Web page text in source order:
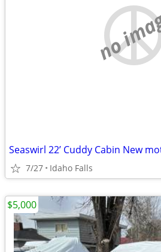
no
Seaswirl 22’ Cuddy Cabin New
7/27 Idaho Falls
$5,000